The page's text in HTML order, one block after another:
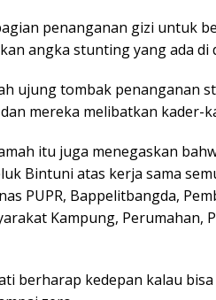
penanganan gizi untuk
angka stunting yang ada di
ujung tombak penanganan
mereka melibatkan kader-
itu juga menegaskan
Bintuni atas kerja sama
PUPR, Bappelitbangda,
Kampung, Perumahan,
berharap kedepan kalau